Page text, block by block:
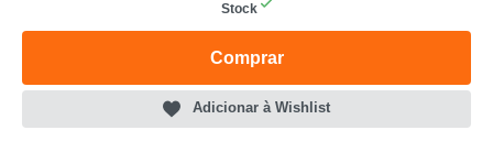
Stock
Comprar
Adicionar à Wishlist